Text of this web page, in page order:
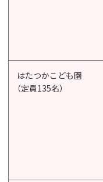
はたつかこども園
（定員135名）